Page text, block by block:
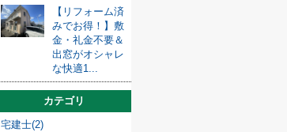
【リフォーム済
みでお得！】敷
金・礼金不要＆
出窓がオシャレ
な快適1...
カテゴリ
宅建士(2)